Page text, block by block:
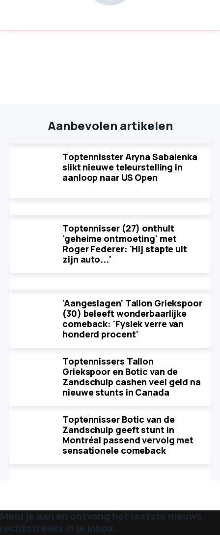
Aanbevolen artikelen
Toptennisster Aryna Sabalenka
slikt nieuwe teleurstelling in
aanloop naar US Open
Toptennisser (27) onthult
'geheime ontmoeting' met
Roger Federer: 'Hij stapte uit
zijn auto...'
'Aangeslagen' Tallon Griekspoor
(30) beleeft wonderbaarlijke
comeback: 'Fysiek verre van
honderd procent'
Toptennissers Tallon
Griekspoor en Botic van de
Zandschulp cashen veel geld na
nieuwe stunts in Canada
Toptennisser Botic van de
Zandschulp geeft stunt in
Montréal passend vervolg met
sensationele comeback
Meld je aan en ontvang het laatste nieuws
rechtstreeks in je inbox.